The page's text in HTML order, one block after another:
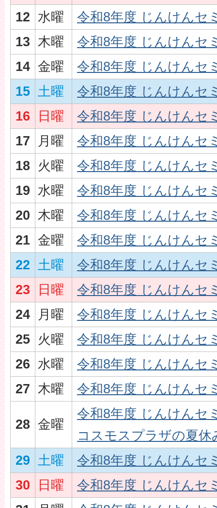
12 水曜
令和8年度 じんけんセ
13 木曜
令和8年度 じんけんセ
14 金曜
令和8年度 じんけんセ
15
土曜
令和8年度 じんけんセ
16
日曜
令和8年度 じんけんセ
17
月曜
令和8年度 じんけんセ
18 火曜
令和8年度 じんけんセ
19 水曜
令和8年度 じんけんセ
20 木曜
令和8年度 じんけんセ
21 金曜
令和8年度 じんけんセ
22
土曜
令和8年度 じんけんセ
23
日曜
令和8年度 じんけんセ
24
月曜
令和8年度 じんけんセ
25 火曜
令和8年度 じんけんセ
26 水曜
令和8年度 じんけんセ
27 木曜 令和8年度 じんけんセ
28 金曜
令和8年度 じんけんセ
コスモスプラザの夏
29
土曜
令和8年度 じんけんセ
30
日曜
令和8年度 じんけんセ